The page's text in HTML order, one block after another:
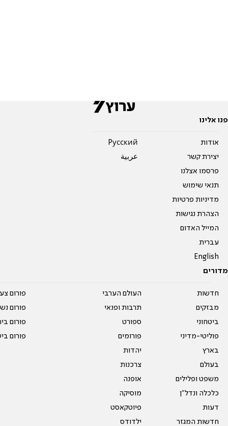
פנו אלינו
אודות
יצירת קשר
פרסמו אצלנו
תנאי שימוש
מדיניות פרטיות
הצהרת נגישות
המייל האדום
עברית
English
Pусский
عربية
מדורים
חדשות
מבזקים
ביטחוני
פוליטי-מדיני
בארץ
בעולם
משפט ופלילים
כלכלה ונדל"ן
דעות
חדשות המגזר
העולם הערבי
תרבות ופנאי
ספורט
פורומים
יהדות
צרכנות
אופנה
מוסיקה
פיוטקאסט
ילדודס
פורום
פורום
פורום
פורום